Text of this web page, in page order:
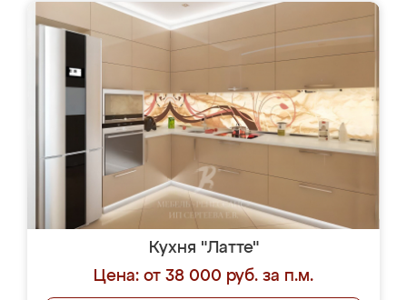
Кухня "Латте"
Цена: от 38 000 руб. за п.м.